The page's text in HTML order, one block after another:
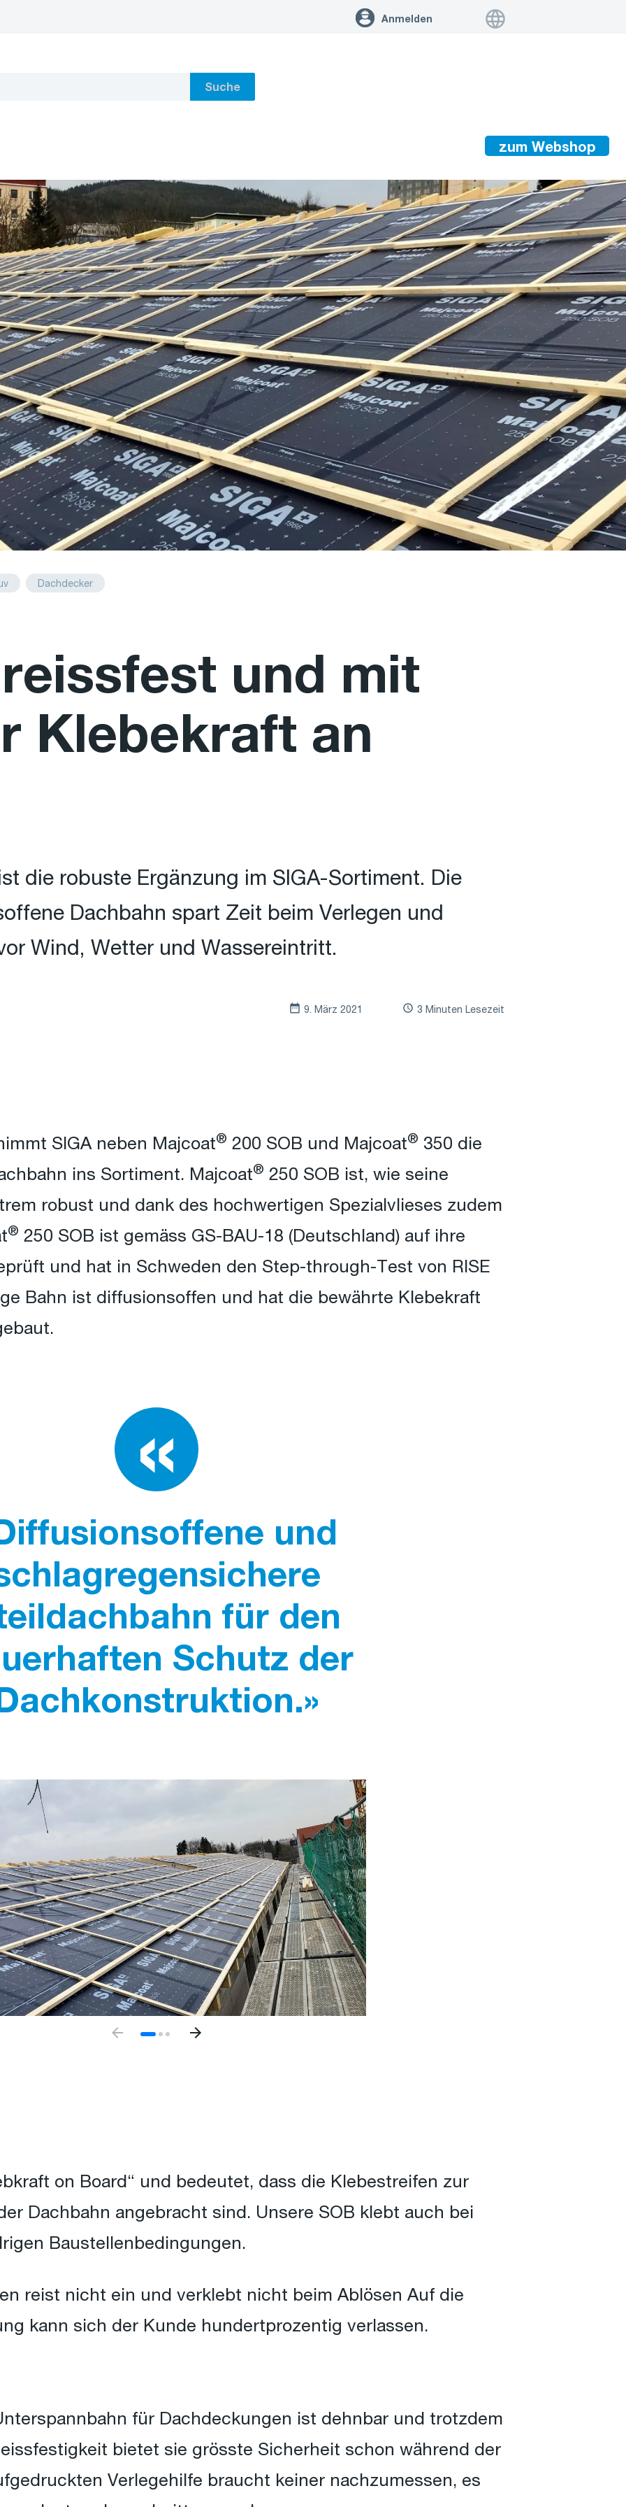
Anmelden
Suche
zum Webshop
Dachdecker
und mit
Klebekraft an
die robuste Ergänzung im SIGA-Sortiment. Die
Dachbahn spart Zeit beim Verlegen und
Wind, Wetter und Wassereintritt.
9. März 2021 3 Minuten Lesezeit
SIGA neben Majcoat® 200 SOB und Majcoat® 350 die
ins Sortiment. Majcoat® 250 SOB ist, wie seine
robust und dank des hochwertigen Spezialvlieses zudem
® 250 SOB ist gemäss GS-BAU-18 (Deutschland) auf ihre
und hat in Schweden den Step-through-Test von RISE
Bahn ist diffusionsoffen und hat die bewährte Klebekraft
und
für den
Schutz der
on Board“ und bedeutet, dass die Klebestreifen zur
Dachbahn angebracht sind. Unsere SOB klebt auch bei
Baustellenbedingungen.
reist nicht ein und verklebt nicht beim Ablösen Auf die
kann sich der Kunde hundertprozentig verlassen.
für Dachdeckungen ist dehnbar und trotzdem
bietet sie grösste Sicherheit schon während der
Verlegehilfe braucht keiner nachzumessen, es